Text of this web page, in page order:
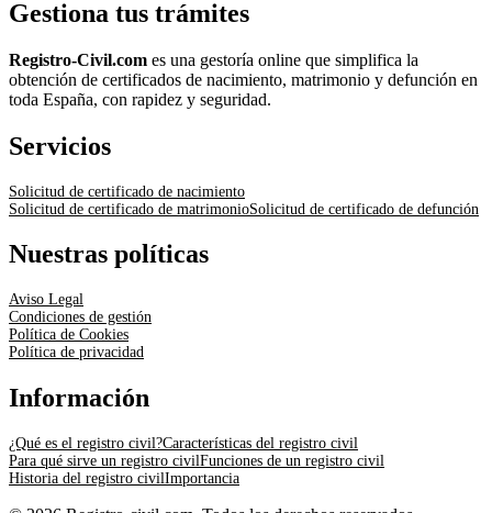
Gestiona tus trámites
Registro-Civil.com es una gestoría online que simplifica la
obtención de certificados de nacimiento, matrimonio y defunción en
toda España, con rapidez y seguridad.
Servicios
Solicitud de certificado de nacimiento
Solicitud de certificado de matrimonioSolicitud de certificado de defunción
Nuestras políticas
Aviso Legal
Condiciones de gestión
Política de Cookies
Política de privacidad
Información
¿Qué es el registro civil?Características del registro civil
Para qué sirve un registro civilFunciones de un registro civil
Historia del registro civilImportancia